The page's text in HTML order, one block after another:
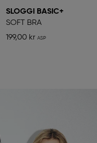
SLOGGI BASIC+
SOFT BRA
199,00 kr